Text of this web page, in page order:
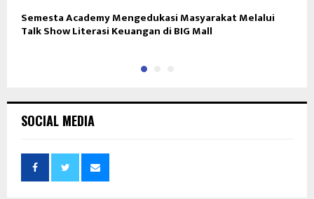
Semesta Academy Mengedukasi Masyarakat Melalui
Talk Show Literasi Keuangan di BIG Mall
SOCIAL MEDIA